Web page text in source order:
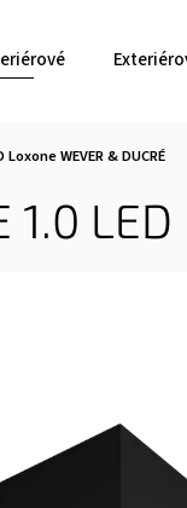
LoxoneWEVER & DUCRÉ
1.0